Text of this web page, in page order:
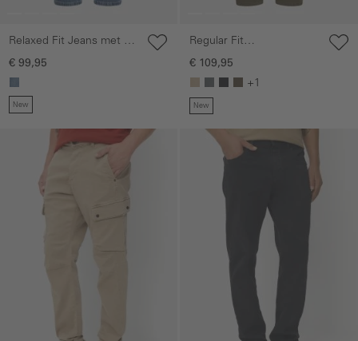
Relaxed Fit Jeans met 2-
wegen stretch
€ 99,95
New
Regular Fit
fleXXXactive©broek
€ 109,95
+1
New
Galerie overslaan